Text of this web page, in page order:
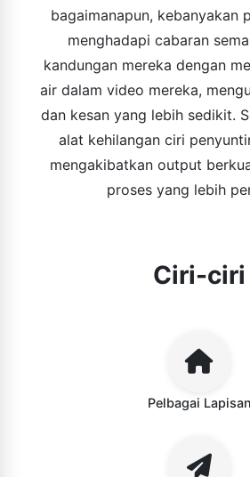
bagaimanapun, kebanyakan
menghadapi cabaran
kandungan mereka dengan
air dalam video mereka,
dan kesan yang lebih sedikit.
alat kehilangan ciri
mengakibatkan output
proses yang lebih
Ciri-ciri
Pelbagai Lapisan